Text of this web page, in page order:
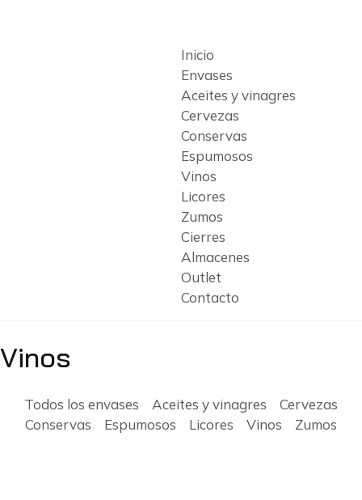
Inicio
Envases
Aceites y vinagres
Cervezas
Conservas
Espumosos
Vinos
Licores
Zumos
Cierres
Almacenes
Outlet
Contacto
Vinos
Todos los envases Aceites y vinagres
Cervezas
Conservas
Espumosos Licores Vinos Zumos